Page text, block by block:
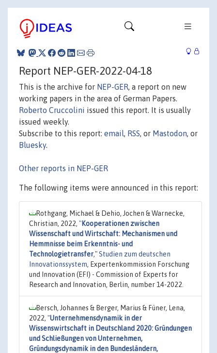
Report NEP-GER-2022-04-18
This is the archive for NEP-GER, a report on new
working papers in the area of German Papers.
Roberto Cruccolini issued this report. It is usually
issued weekly.
Subscribe to this report: email, RSS, or Mastodon, or
Bluesky.
Other reports in NEP-GER
The following items were announced in this report:
Rothgang, Michael & Dehio, Jochen & Warnecke,
Christian, 2022, "Kooperationen zwischen
Wissenschaft und Wirtschaft: Mechanismen und
Hemmnisse beim Erkenntnis- und
Technologietransfer,"Studien zum deutschen
Innovationssystem, Expertenkommission Forschung
und Innovation (EFI) - Commission of Experts for
Research and Innovation, Berlin, number 14-2022.
Bersch, Johannes & Berger, Marius & Füner, Lena,
2022, "Unternehmensdynamik in der
Wissenswirtschaft in Deutschland 2020: Gründungen
und Schließungen von Unternehmen,
Gründungsdynamik in den Bundesländern,